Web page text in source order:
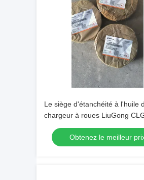
Le siège d'étanchéité à l'huile
chargeur à roues LiuGong
71A0117
Obtenez le meilleur